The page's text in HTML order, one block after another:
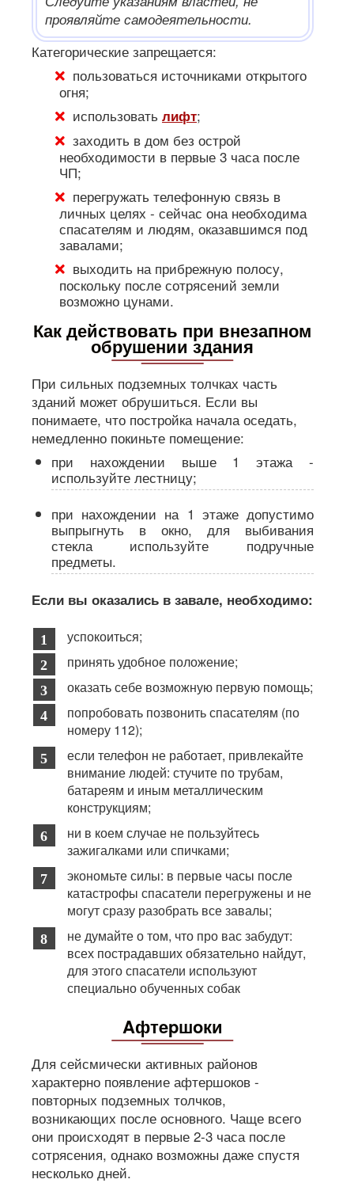
проявляйте самодеятельности.
Категорические запрещается:
пользоваться источниками открытого
огня;
использовать лифт;
заходить в дом без острой
необходимости в первые 3 часа после
ЧП;
перегружать телефонную связь в
личных целях - сейчас она необходима
спасателям и людям, оказавшимся под
завалами;
выходить на прибрежную полосу,
поскольку после сотрясений земли
возможно цунами.
Как действовать при внезапном
обрушении здания
При сильных подземных толчках часть
зданий может обрушиться. Если вы
понимаете, что постройка начала оседать,
немедленно покиньте помещение:
при нахождении выше 1 этажа -
используйте лестницу;
при нахождении на 1 этаже допустимо
выпрыгнуть в окно, для выбивания
стекла используйте подручные
предметы.
Если вы оказались в завале, необходимо:
успокоиться;
принять удобное положение;
оказать себе возможную первую помощь;
попробовать позвонить спасателям (по
номеру 112);
если телефон не работает, привлекайте
внимание людей: стучите по трубам,
батареям и иным металлическим
конструкциям;
ни в коем случае не пользуйтесь
зажигалками или спичками;
экономьте силы: в первые часы после
катастрофы спасатели перегружены и не
могут сразу разобрать все завалы;
не думайте о том, что про вас забудут:
всех пострадавших обязательно найдут,
для этого спасатели используют
специально обученных собак
Aфтepшoки
Для сейсмически активных районов
характерно появление афтершоков -
повторных подземных толчков,
возникающих после основного. Чаще всего
они происходят в первые 2-3 часа после
сотрясения, однако возможны даже спустя
несколько дней.